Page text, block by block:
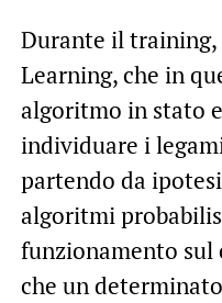
Durante il
Learning, che in
algoritmo in stato
individuare i
partendo da
algoritmi
funzionamento
che un